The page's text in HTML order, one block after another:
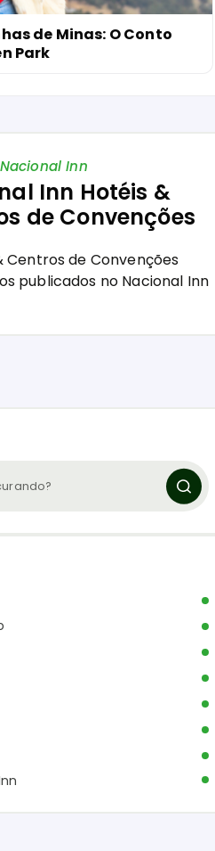
de Minas: O Conto
Park
Inn
Inn Hotéis &
de Convenções
Centros de Convenções
publicados no Nacional Inn